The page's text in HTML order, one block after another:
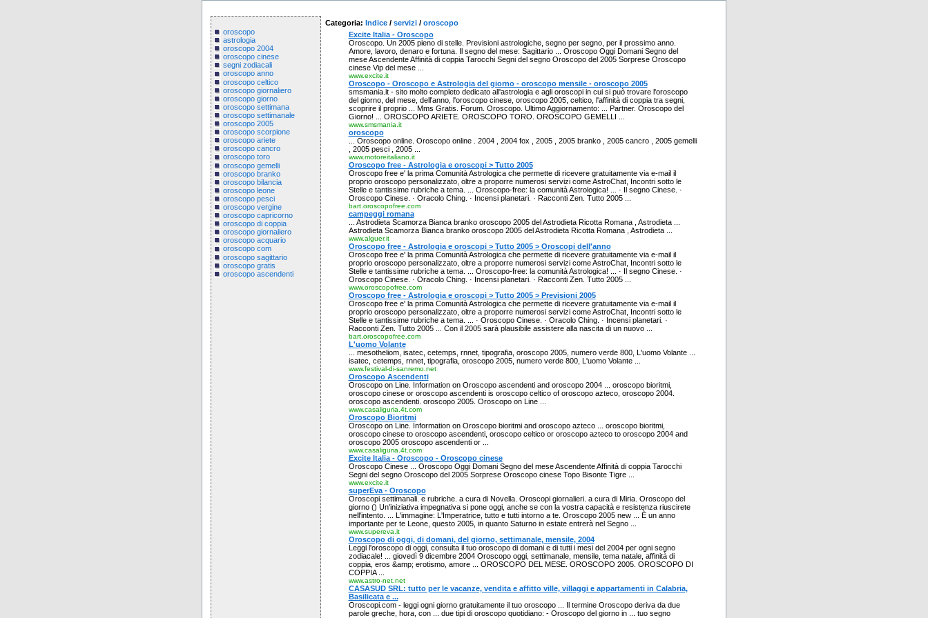
oroscopo
astrologia
oroscopo 2004
oroscopo cinese
segni zodiacali
oroscopo anno
oroscopo celtico
oroscopo giornaliero
oroscopo giorno
oroscopo settimana
oroscopo settimanale
oroscopo 2005
oroscopo scorpione
oroscopo ariete
oroscopo cancro
oroscopo toro
oroscopo gemelli
oroscopo branko
oroscopo bilancia
oroscopo leone
oroscopo pesci
oroscopo vergine
oroscopo capricorno
oroscopo di coppia
oroscopo giornaliero
oroscopo acquario
oroscopo com
oroscopo sagittario
oroscopo gratis
oroscopo ascendenti
Categoria: Indice / servizi / oroscopo
Excite Italia - Oroscopo
Oroscopo. Un 2005 pieno di stelle. Previsioni astrologiche, segno per segno, per il prossimo anno.
Amore, lavoro, denaro e fortuna. Il segno del mese: Sagittario ... Oroscopo Oggi Domani Segno del
mese Ascendente Affinità di coppia Tarocchi Segni del segno Oroscopo del 2005 Sorprese Oroscopo
cinese Vip del mese ...
www.excite.it
Oroscopo - Oroscopo e Astrologia del giorno - oroscopo mensile - oroscopo 2005
smsmania.it - sito molto completo dedicato all'astrologia e agli oroscopi in cui si può trovare l'oroscopo
del giorno, del mese, dell'anno, l'oroscopo cinese, oroscopo 2005, celtico, l'affinità di coppia tra segni,
scoprire il proprio ... Mms Gratis. Forum. Oroscopo. Ultimo Aggiornamento: ... Partner. Oroscopo del
Giorno! ... OROSCOPO ARIETE. OROSCOPO TORO. OROSCOPO GEMELLI ...
www.smsmania.it
oroscopo
... Oroscopo online. Oroscopo online . 2004 , 2004 fox , 2005 , 2005 branko , 2005 cancro , 2005 gemelli
, 2005 pesci , 2005 ...
www.motoreitaliano.it
Oroscopo free - Astrologia e oroscopi > Tutto 2005
Oroscopo free e' la prima Comunità Astrologica che permette di ricevere gratuitamente via e-mail il
proprio oroscopo personalizzato, oltre a proporre numerosi servizi come AstroChat, Incontri sotto le
Stelle e tantissime rubriche a tema. ... Oroscopo-free: la comunità Astrologica! ... · Il segno Cinese. ·
Oroscopo Cinese. · Oracolo Ching. · Incensi planetari. · Racconti Zen. Tutto 2005 ...
bart.oroscopofree.com
campeggi romana
... Astrodieta Scamorza Bianca branko oroscopo 2005 del Astrodieta Ricotta Romana , Astrodieta ...
Astrodieta Scamorza Bianca branko oroscopo 2005 del Astrodieta Ricotta Romana , Astrodieta ...
www.alguer.it
Oroscopo free - Astrologia e oroscopi > Tutto 2005 > Oroscopi dell'anno
Oroscopo free e' la prima Comunità Astrologica che permette di ricevere gratuitamente via e-mail il
proprio oroscopo personalizzato, oltre a proporre numerosi servizi come AstroChat, Incontri sotto le
Stelle e tantissime rubriche a tema. ... Oroscopo-free: la comunità Astrologica! ... · Il segno Cinese. ·
Oroscopo Cinese. · Oracolo Ching. · Incensi planetari. · Racconti Zen. Tutto 2005 ...
www.oroscopofree.com
Oroscopo free - Astrologia e oroscopi > Tutto 2005 > Previsioni 2005
Oroscopo free e' la prima Comunità Astrologica che permette di ricevere gratuitamente via e-mail il
proprio oroscopo personalizzato, oltre a proporre numerosi servizi come AstroChat, Incontri sotto le
Stelle e tantissime rubriche a tema. ... · Oroscopo Cinese. · Oracolo Ching. · Incensi planetari. ·
Racconti Zen. Tutto 2005 ... Con il 2005 sarà plausibile assistere alla nascita di un nuovo ...
bart.oroscopofree.com
L'uomo Volante
... mesotheliom, isatec, cetemps, rnnet, tipografia, oroscopo 2005, numero verde 800, L'uomo Volante ...
isatec, cetemps, rnnet, tipografia, oroscopo 2005, numero verde 800, L'uomo Volante ...
www.festival-di-sanremo.net
Oroscopo Ascendenti
Oroscopo on Line. Information on Oroscopo ascendenti and oroscopo 2004 ... oroscopo bioritmi,
oroscopo cinese or oroscopo ascendenti is oroscopo celtico of oroscopo azteco, oroscopo 2004.
oroscopo ascendenti. oroscopo 2005. Oroscopo on Line ...
www.casaliguria.4t.com
Oroscopo Bioritmi
Oroscopo on Line. Information on Oroscopo bioritmi and oroscopo azteco ... oroscopo bioritmi,
oroscopo cinese to oroscopo ascendenti, oroscopo celtico or oroscopo azteco to oroscopo 2004 and
oroscopo 2005 oroscopo ascendenti or ...
www.casaliguria.4t.com
Excite Italia - Oroscopo - Oroscopo cinese
Oroscopo Cinese ... Oroscopo Oggi Domani Segno del mese Ascendente Affinità di coppia Tarocchi
Segni del segno Oroscopo del 2005 Sorprese Oroscopo cinese Topo Bisonte Tigre ...
www.excite.it
superEva - Oroscopo
Oroscopi settimanali. e rubriche. a cura di Novella. Oroscopi giornalieri. a cura di Miria. Oroscopo del
giorno () Un'iniziativa impegnativa si pone oggi, anche se con la vostra capacità e resistenza riuscirete
nell'intento. ... L'immagine: L'Imperatrice, tutto e tutti intorno a te. Oroscopo 2005 new ... È un anno
importante per te Leone, questo 2005, in quanto Saturno in estate entrerà nel Segno ...
www.supereva.it
Oroscopo di oggi, di domani, del giorno, settimanale, mensile, 2004
Leggi l'oroscopo di oggi, consulta il tuo oroscopo di domani e di tutti i mesi del 2004 per ogni segno
zodiacale! ... giovedì 9 dicembre 2004 Oroscopo oggi, settimanale, mensile, tema natale, affinità di
coppia, eros &amp; erotismo, amore ... OROSCOPO DEL MESE. OROSCOPO 2005. OROSCOPO DI
COPPIA ...
www.astro-net.net
CASASUD SRL: tutto per le vacanze, vendita e affitto ville, villaggi e appartamenti in Calabria,
Basilicata e ...
Oroscopi.com - leggi ogni giorno gratuitamente il tuo oroscopo ... Il termine Oroscopo deriva da due
parole greche, hora, con ... due tipi di oroscopo quotidiano: - Oroscopo del giorno in ... tuo segno